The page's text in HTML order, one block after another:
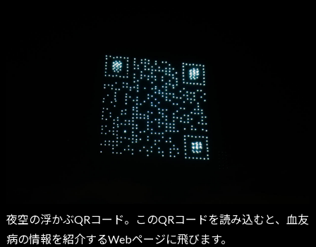
夜空の浮かぶQRコード。このQRコードを読み込むと、血友
病の情報を紹介するWebページに飛びます。